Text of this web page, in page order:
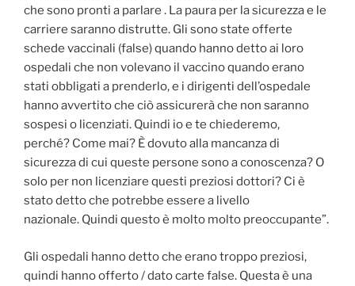
che sono pronti a parlare . La paura per la sicurezza e le
carriere saranno distrutte. Gli sono state offerte
schede vaccinali (false) quando hanno detto ai loro
ospedali che non volevano il vaccino quando erano
stati obbligati a prenderlo, e i dirigenti dell’ospedale
hanno avvertito che ciò assicurerà che non saranno
sospesi o licenziati. Quindi io e te chiederemo,
perché? Come mai? È dovuto alla mancanza di
sicurezza di cui queste persone sono a conoscenza? O
solo per non licenziare questi preziosi dottori? Ci è
stato detto che potrebbe essere a livello
nazionale. Quindi questo è molto molto preoccupante”.
Gli ospedali hanno detto che erano troppo preziosi,
quindi hanno offerto / dato carte false. Questa è una